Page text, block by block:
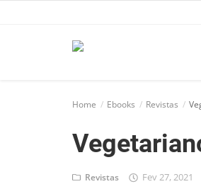
Home Ebooks Revistas
Revistas Fev 27, 2021